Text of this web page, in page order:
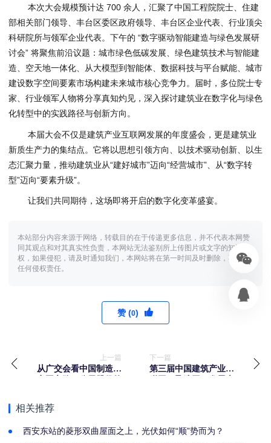
本次大会规模预计达 700 余人，汇聚了中国工程院院士、住建
部相关部门领导、丰台区委区政府领导、丰台区企业代表、行业顶尖
科研院所与领军企业代表。下午的 “数字驱动智能建造与绿色发展研
讨会” 将聚焦前沿议题：城市绿色低碳发展、绿色建筑技术与智能建
造、空天地一体化、从大模型到智能体、数据科技与平台赋能、城市
建设数字空间要素市场构建未来城市核心竞争力。届时，多位院士专
家、行业领军人物将分享真知灼见，深入探讨建筑业在数字化与绿色
化转型中的实践路径与创新方向。
本届大会不仅是建筑产业互联网发展的年度盛会，更是建筑业
新质生产力的集结点。它将以思想引领方向、以技术驱动创新、以生
态汇聚力量，推动建筑业从“建好城市”迈向“经营城市”、从“数字转
型”迈向“要素升级”。
让我们共同期待，这场即将开启的数字化变革盛宴。
本站部分内容来源于网络，转载目的在于传递更多信息，并不代表本网赞
同其观点和对其真实性负责，本网站无法鉴别所上传图片或文字的知识版
权，如果侵犯，请及时通知我们，本网站将在第一时间及时删除，不承担
任何侵权责任。
赞 (0)
上一篇
从广交会看中国制造的
下一篇
第三届中国建筑产业互
相关推荐
西安东站的菱形双曲屋面之上，光伏如何“顺”势而为？